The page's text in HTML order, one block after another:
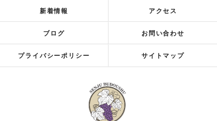
新着情報 アクセス
ブログ お問い合わせ
プライバシーポリシー サイトマップ